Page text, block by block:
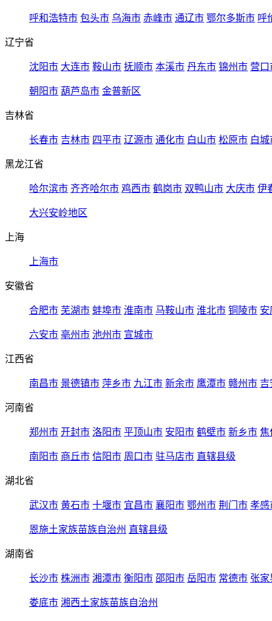
呼和浩特市 包头市 乌海市 赤峰市 通辽市 鄂尔多斯市 呼
辽宁省
沈阳市 大连市 鞍山市 抚顺市 本溪市 丹东市 锦州市 营口
朝阳市 葫芦岛市 金普新区
吉林省
长春市 吉林市 四平市 辽源市 通化市 白山市 松原市 白城
黑龙江省
哈尔滨市 齐齐哈尔市 鸡西市 鹤岗市 双鸭山市 大庆市 伊
大兴安岭地区
上海
上海市
安徽省
合肥市 芜湖市 蚌埠市 淮南市 马鞍山市 淮北市 铜陵市 安
六安市 亳州市 池州市 宣城市
江西省
南昌市 景德镇市 萍乡市 九江市 新余市 鹰潭市 赣州市 吉
河南省
郑州市 开封市 洛阳市 平顶山市 安阳市 鹤壁市 新乡市 焦
南阳市 商丘市 信阳市 周口市 驻马店市 直辖县级
湖北省
武汉市 黄石市 十堰市 宜昌市 襄阳市 鄂州市 荆门市 孝感
恩施土家族苗族自治州 直辖县级
湖南省
长沙市 株洲市 湘潭市 衡阳市 邵阳市 岳阳市 常德市 张家
娄底市 湘西土家族苗族自治州